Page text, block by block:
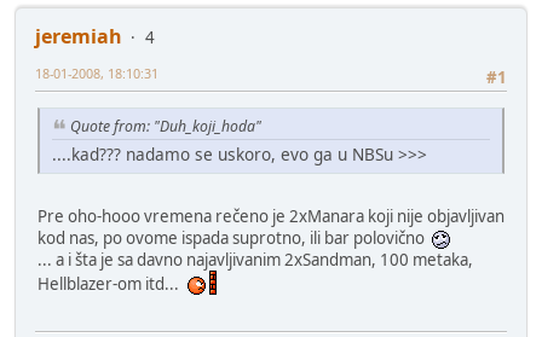
jeremiah
4
#1
18-01-2008, 18:10:31
Quote from: "Duh_koji_hoda"
....kad??? nadamo se uskoro, evo ga u NBSu >>>
Pre oho-hooo vremena rečeno je 2xManara koji nije objavljivan
kod nas, po ovome ispada suprotno, ili bar polovično
... a i šta je sa davno najavljivanim 2xSandman, 100 metaka,
Hellblazer-om itd...